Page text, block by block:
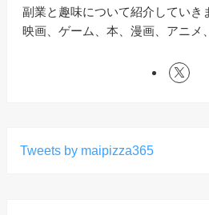
副業と趣味について紹介していき
映画、ゲーム、本、漫画、アニメ
Tweets by maipizza365